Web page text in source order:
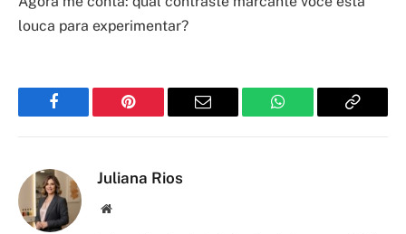
louca para experimentar?
Facebook Pinterest Email WhatsApp Copy
Juliana Rios
Site/Blog